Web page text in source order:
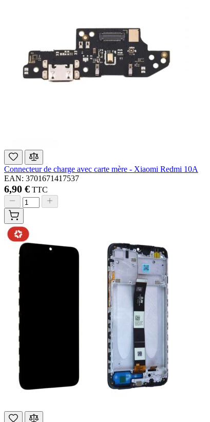
Connecteur de charge avec carte mère - Xiaomi Redmi 10A
EAN: 3701671417537
6,90 € TTC